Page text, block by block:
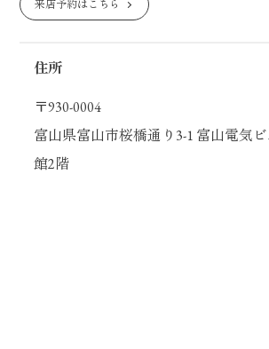
来店予約はこちら
住所
〒930-0004
富山県富山市桜橋通り3-1 富山電気
館2階